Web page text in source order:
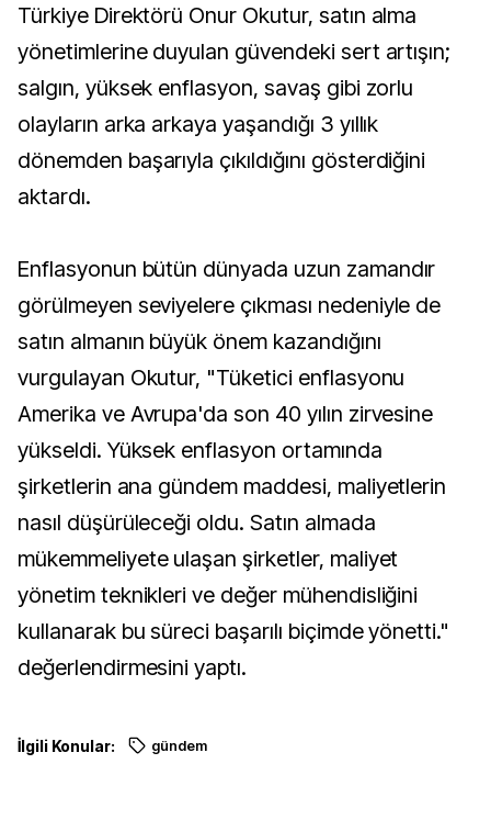
Türkiye Direktörü Onur Okutur, satın alma
yönetimlerine duyulan güvendeki sert artışın;
salgın, yüksek enflasyon, savaş gibi zorlu
olayların arka arkaya yaşandığı 3 yıllık
dönemden başarıyla çıkıldığını gösterdiğini
aktardı.
Enflasyonun bütün dünyada uzun zamandır
görülmeyen seviyelere çıkması nedeniyle de
satın almanın büyük önem kazandığını
vurgulayan Okutur, "Tüketici enflasyonu
Amerika ve Avrupa'da son 40 yılın zirvesine
yükseldi. Yüksek enflasyon ortamında
şirketlerin ana gündem maddesi, maliyetlerin
nasıl düşürüleceği oldu. Satın almada
mükemmeliyete ulaşan şirketler, maliyet
yönetim teknikleri ve değer mühendisliğini
kullanarak bu süreci başarılı biçimde yönetti."
değerlendirmesini yaptı.
İlgili Konular: gündem